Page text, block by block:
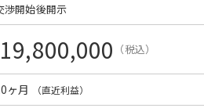
渉開始後開示
19,800,000 （税込）
ヶ月 （直近利益）